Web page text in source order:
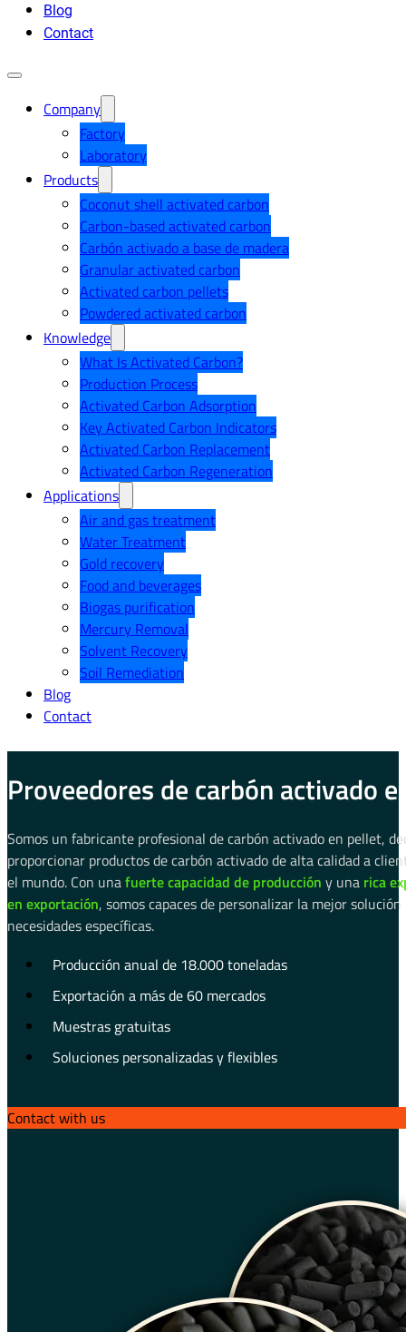
Blog
Contact
Company
Factory
Laboratory
Products
Coconut shell activated carbon
Carbon-based activated carbon
Carbón activado a base de madera
Granular activated carbon
Activated carbon pellets
Powdered activated carbon
Knowledge
What Is Activated Carbon?
Production Process
Activated Carbon Adsorption
Key Activated Carbon Indicators
Activated Carbon Replacement
Activated Carbon Regeneration
Applications
Air and gas treatment
Water Treatment
Gold recovery
Food and beverages
Biogas purification
Mercury Removal
Solvent Recovery
Soil Remediation
Blog
Contact
Proveedores de carbón activado
Somos un fabricante profesional de carbón activado en pellet,
proporcionar productos de carbón activado de alta calidad a
el mundo. Con unafuerte capacidad de producción y una rica
en exportación, somos capaces de personalizar la mejor
necesidades específicas.
Producción anual de 18.000 toneladas
Exportación a más de 60 mercados
Muestras gratuitas
Soluciones personalizadas y flexibles
Contact with us